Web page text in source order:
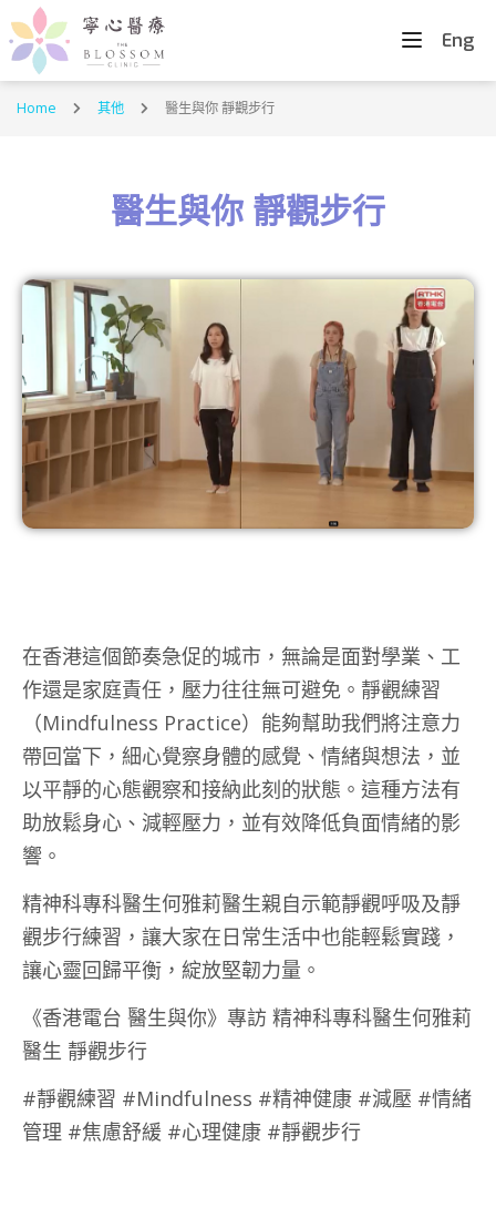
Eng
Home 其他 醫生與你 靜觀步行
醫生與你 靜觀步行
在香港這個節奏急促的城市，無論是面對學業、工
作還是家庭責任，壓力往往無可避免。靜觀練習
（Mindfulness Practice）能夠幫助我們將注意力
帶回當下，細心覺察身體的感覺、情緒與想法，並
以平靜的心態觀察和接納此刻的狀態。這種方法有
助放鬆身心、減輕壓力，並有效降低負面情緒的影
響。
精神科專科醫生何雅莉醫生親自示範靜觀呼吸及靜
觀步行練習，讓大家在日常生活中也能輕鬆實踐，
讓心靈回歸平衡，綻放堅韌力量。
《香港電台 醫生與你》專訪 精神科專科醫生何雅莉
醫生 靜觀步行
#靜觀練習 #Mindfulness #精神健康 #減壓 #情緒
管理 #焦慮舒緩 #心理健康 #靜觀步行